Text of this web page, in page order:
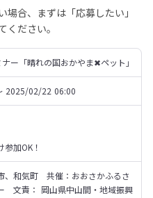
合、まずは「応募したい」
ださい。
ー「晴れの国おかやま✖ペット」
2025/02/22 06:00
参加OK！
、和気町　共催：おおさかふるさ
　文責： 岡山県中山間・地域振興